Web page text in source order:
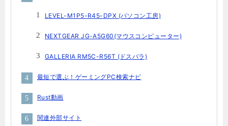
LEVEL-M1P5-R45-DPX (パソコン工房)
NEXTGEAR JG-A5G60(マウスコンピューター)
GALLERIA RM5C-R56T (ドスパラ)
最短で選ぶ！ゲーミングPC検索ナビ
Rust動画
関連外部サイト